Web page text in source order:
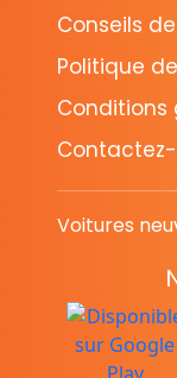
Conseils
Politique
Conditions
Voitures